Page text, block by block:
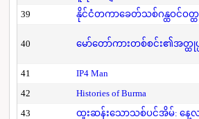
39
နိုင်ငံတကာခေတ်သစ်ဂန္ထဝင်ဝတ္ထု
40 မော်တော်ကားတစ်စင်း၏အတ္ထုပ္
41 IP4 Man
42
Histories of Burma
43
ထူးဆန်းသောသစ်ပင်အိမ်: နေ့လ